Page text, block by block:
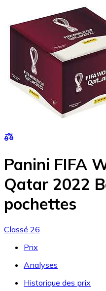
Panini FIFA
Qatar 2022
pochettes
Classé 26
Prix
Analyses
Historique des prix